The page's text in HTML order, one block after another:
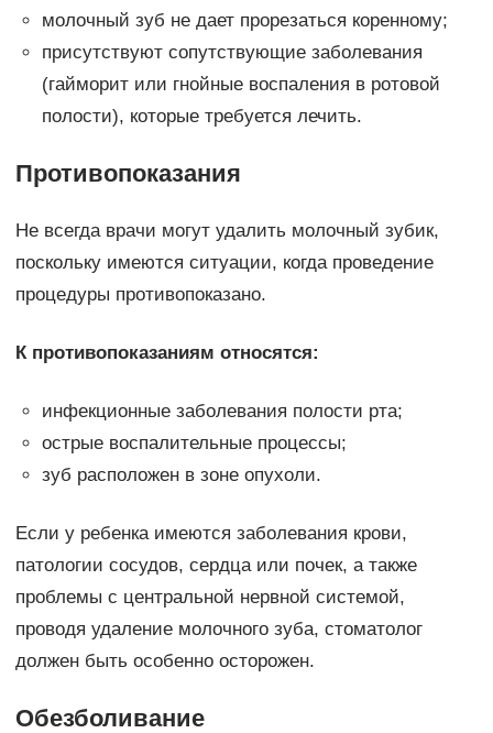
молочный зуб не дает прорезаться коренному;
присутствуют сопутствующие заболевания
(гайморит или гнойные воспаления в ротовой
полости), которые требуется лечить.
Противопоказания
Не всегда врачи могут удалить молочный зубик,
поскольку имеются ситуации, когда проведение
процедуры противопоказано.
К противопоказаниям относятся:
инфекционные заболевания полости рта;
острые воспалительные процессы;
зуб расположен в зоне опухоли.
Если у ребенка имеются заболевания крови,
патологии сосудов, сердца или почек, а также
проблемы с центральной нервной системой,
проводя удаление молочного зуба, стоматолог
должен быть особенно осторожен.
Обезболивание